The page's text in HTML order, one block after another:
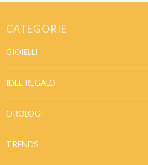
CATEGORIE
GIOIELLI
IDEE REGALO
OROLOGI
TRENDS